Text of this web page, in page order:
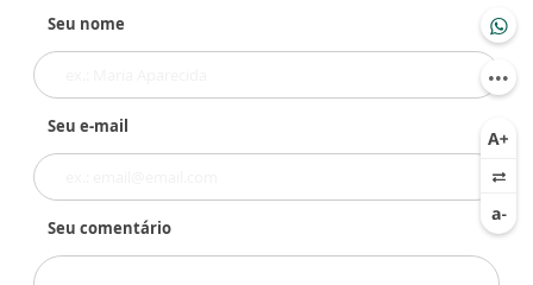
Seu nome
Seu e-mail
Seu comentário